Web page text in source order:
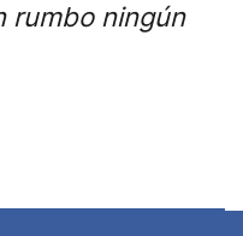
rumbo ningún